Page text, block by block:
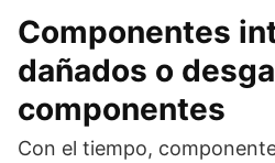
Componentes
dañados o
componentes
Con el tiempo,